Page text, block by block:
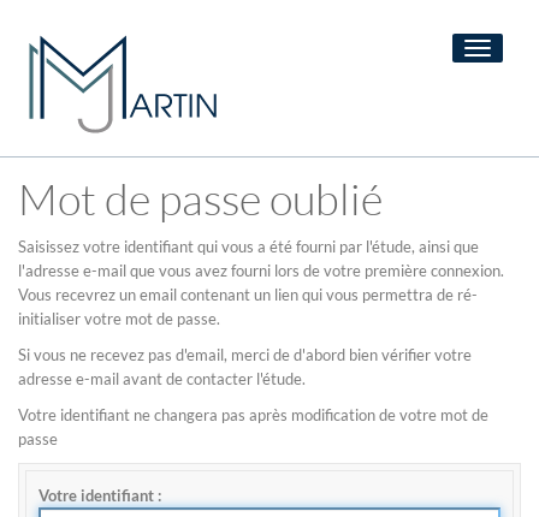
Toggle
Mot de passe oublié
Saisissez votre identifiant qui vous a été fourni par l'étude, ainsi que
l'adresse e-mail que vous avez fourni lors de votre première connexion.
Vous recevrez un email contenant un lien qui vous permettra de ré-
initialiser votre mot de passe.
Si vous ne recevez pas d'email, merci de d'abord bien vérifier votre
adresse e-mail avant de contacter l'étude.
Votre identifiant ne changera pas après modification de votre mot de
passe
Votre identifiant